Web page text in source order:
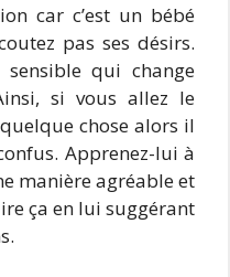
car c’est un bébé
pas ses désirs.
sensible qui change
si vous allez le
chose alors il
Apprenez-lui à
manière agréable et
ça en lui suggérant